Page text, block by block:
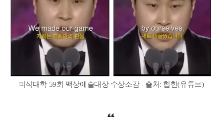
피식대학 59회 백상예술대상 수상소감 - 출처: 힙한(유튜브)